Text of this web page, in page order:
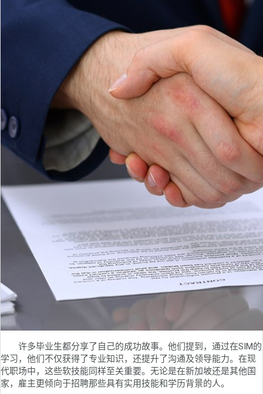
许多毕业生都分享了自己的成功故事。他们提到，通过在SIM的
学习，他们不仅获得了专业知识，还提升了沟通及领导能力。在现
代职场中，这些软技能同样至关重要。无论是在新加坡还是其他国
家，雇主更倾向于招聘那些具有实用技能和学历背景的人。